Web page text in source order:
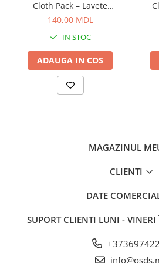
Cloth Pack – Lavete
premium din microfibră,
profesionist
140,00 MDL
IN STOC
ADAUGA IN COS
MAGAZINUL
CLIENTI
DATE
SUPORT CLIENTI LUNI -